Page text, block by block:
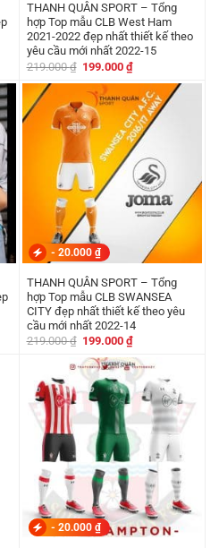
THANH QUÂN SPORT – Tổng
hợp Top mẫu CLB West Ham
2021-2022 đẹp nhất thiết kế theo
yêu cầu mới nhất 2022-15
219.000₫ Giá
là:
219.000 ₫.
199.000₫Giá
tại
là:
199.000 ₫.
- 20.000 ₫
THANH QUÂN SPORT – Tổng
hợp Top mẫu CLB SWANSEA
CITY đẹp nhất thiết kế theo yêu
cầu mới nhất 2022-14
219.000₫ Giá
là:
219.000 ₫.
199.000₫Giá
tại
là:
199.000 ₫.
- 20.000 ₫